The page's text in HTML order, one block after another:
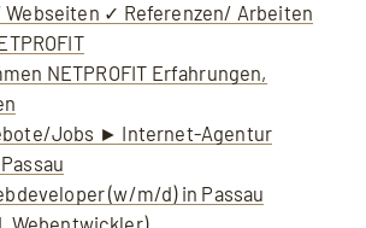
Webseiten ✓ Referenzen/ Arbeiten
NETPROFIT Erfahrungen,
Jobs ► Internet-Agentur
(w/m/d) in Passau